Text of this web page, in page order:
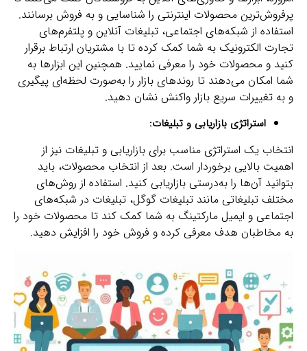
پرفروش‌ترین محصولات اینترنتی را شناسایی و به فروش برسانند.
استفاده از شبکه‌های اجتماعی، تبلیغات آنلاین و پلتفرم‌های
تجارت الکترونیک به شما کمک کرده تا با مشتریان ارتباط برقرار
کنید و محصولات خود را معرفی نمایید. همچنین این ابزارها به
شما امکان می‌دهند تا روندهای بازار را به‌صورت لحظه‌ای پیگیری
و به تغییرات سریع بازار واکنش نشان دهید.
استراتژی بازاریابی و تبلیغات:
انتخاب یک استراتژی مناسب برای بازاریابی و تبلیغات نیز از
اهمیت بالایی برخوردار است. بعد از انتخاب محصولات، باید
بتوانید آن‌ها را به‌درستی بازاریابی کنید. استفاده از روش‌های
مختلف تبلیغاتی مانند تبلیغات گوگل، تبلیغات در شبکه‌های
اجتماعی و ایمیل مارکتینگ به شما کمک کند تا محصولات خود را
به مخاطبان هدف معرفی کرده و فروش خود را افزایش دهید.